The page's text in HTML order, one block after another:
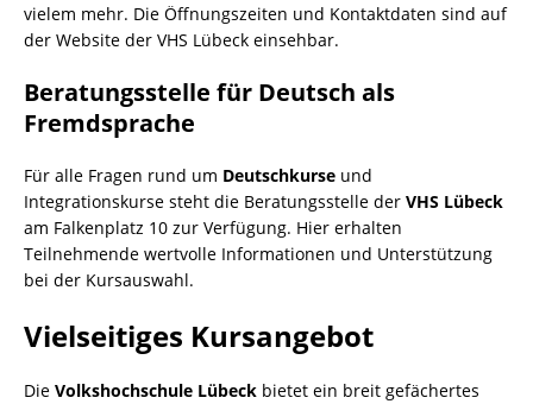
vielem mehr. Die Öffnungszeiten und Kontaktdaten sind auf
der Website der VHS Lübeck einsehbar.
Beratungsstelle für Deutsch als
Fremdsprache
Für alle Fragen rund um Deutschkurse und
Integrationskurse steht die Beratungsstelle der VHS Lübeck
am Falkenplatz 10 zur Verfügung. Hier erhalten
Teilnehmende wertvolle Informationen und Unterstützung
bei der Kursauswahl.
Vielseitiges Kursangebot
Die Volkshochschule Lübeck bietet ein breit gefächertes